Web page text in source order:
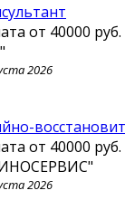
от 40000 руб.
2026
от 40000 руб.
2026